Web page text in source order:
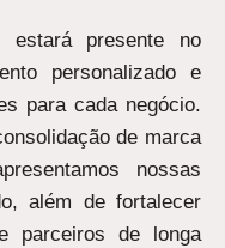
presente no
personalizado e
para cada negócio.
de marca
nossas
além de fortalecer
parceiros de longa